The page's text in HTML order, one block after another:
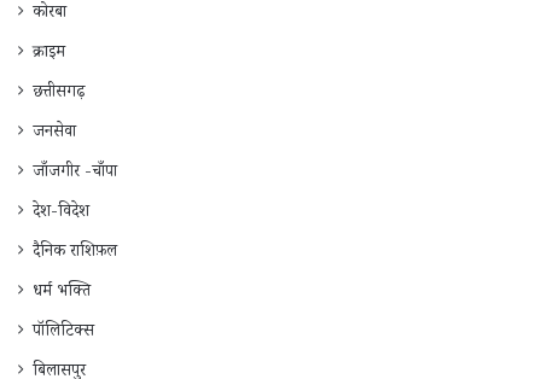
कोरबा
क्राइम
छत्तीसगढ़
जनसेवा
जाँजगीर -चाँपा
देश-विदेश
दैनिक राशिफ़ल
धर्म भक्ति
पॉलिटिक्स
बिलासपुर